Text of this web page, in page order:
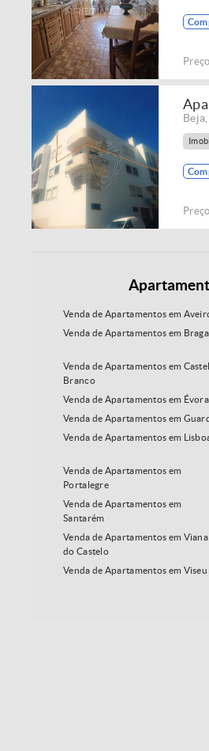
Beja
Venda de Apartamentos em
Venda de Apartamentos em Braga
Venda de Apartamentos em
Branco
Venda de Apartamentos em Évora
Venda de Apartamentos em
Venda de Apartamentos em
Venda de Apartamentos em
Portalegre
Venda de Apartamentos em
Santarém
Venda de Apartamentos em Viana
do Castelo
Venda de Apartamentos em Viseu